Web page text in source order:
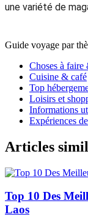
une variété de
Guide voyage par
Choses à
Cuisine & café
Top
Loisirs et
Informations
Expériences
Articles
Top 10 Des
Laos